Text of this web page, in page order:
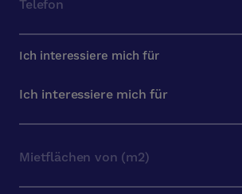
Ich interessiere mich für